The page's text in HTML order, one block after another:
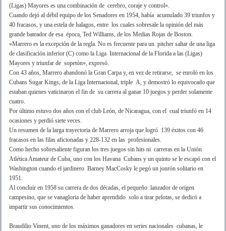
(Ligas) Mayores es una combinación de cerebro, coraje y control».
Cuando dejó al débil equipo de los Senadores en 1954, había acumulado 39 triunfos y
40 fracasos, y una estela de halagos, entre los cuales sobresale la opinión del más
grande bateador de esa época, Ted Williams, de los Medias Rojas de Boston.
«Marrero es la excepción de la regla. No es frecuente para un pitcher saltar de una liga
de clasificación inferior (C) como la Liga Internacional de la Florida a las (Ligas)
Mayores y triunfar de sopetón», expresó.
Con 43 años, Marrero abandonó la Gran Carpa y, en vez de retirarse, se enroló en los
Cubans Sugar Kings, de la Liga Internacional, triple A, y demostró lo equivocado que
estaban quienes vaticinaron el fin de su carrera al ganar 10 juegos y perder solamente
cuatro.
Por último estuvo dos años con el club León, de Nicaragua, con el cual triunfó en 14
ocasiones y perdió siete veces.
Un resumen de la larga trayectoria de Marrero arroja que logró 139 éxitos con 46
fracasos en las filas aficionadas y 228-132 en las profesionales.
Como hecho sobresaliente figuran los tres juegos sin hits ni carreras en la Unión
Atlética Amateur de Cuba, uno con los Havana Cubans y un quinto se le escapó con el
Washington cuando el jardinero Barney MacCosky le pegó un jonrón solitario en
1951.
Al concluir en 1958 su carrera de dos décadas, el pequeño lanzador de origen
campesino, que se vanagloria de haber aprendido solo a tirar pelotas, se dedicó a
impartir sus conocimientos.
Braudilio Vinent, uno de los máximos ganadores en series nacionales cubanas, le